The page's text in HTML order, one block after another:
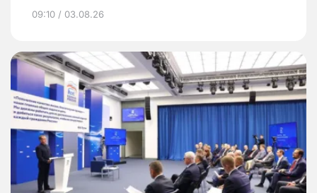
09:10 / 03.08.26